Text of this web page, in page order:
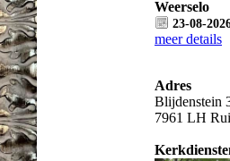
Weerselo
23-08-
meer details
Adres
Blijdenstein
7961 LH